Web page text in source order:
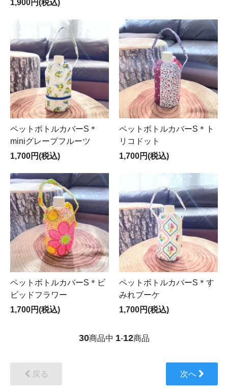
1,900円(税込)
ペットボトルカバーS＊
miniグレープフルーツ
1,700円(税込)
ペットボトルカバーS＊ト
リコドット
1,700円(税込)
ペットボトルカバーS＊ビ
ビッドフラワー
1,700円(税込)
ペットボトルカバーS＊す
みれブーケ
1,700円(税込)
30商品中 1-12商品
戻る 次へ